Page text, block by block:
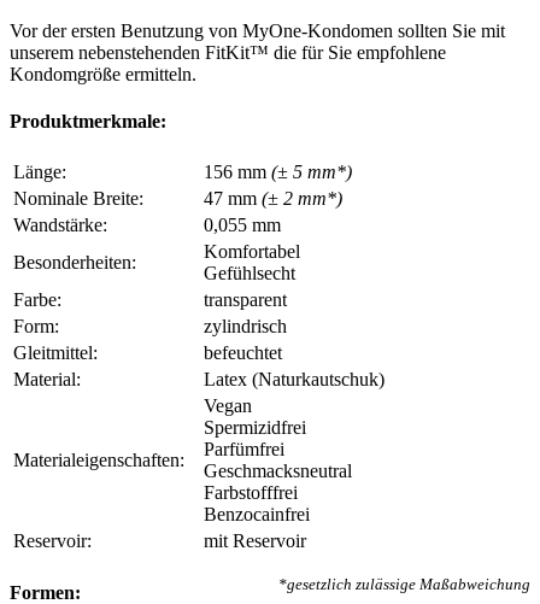
Vor der ersten Benutzung von MyOne-Kondomen sollten Sie mit
unserem nebenstehenden FitKit™ die für Sie empfohlene
Kondomgröße ermitteln.
Produktmerkmale:
Länge: 156 mm (± 5 mm*)
Nominale Breite:
47 mm (± 2 mm*)
Wandstärke:
0,055 mm
Besonderheiten:
Komfortabel
Gefühlsecht
Farbe:
transparent
Form:
zylindrisch
Gleitmittel:
befeuchtet
Material:
Latex (Naturkautschuk)
Materialeigenschaften:
Vegan
Spermizidfrei
Parfümfrei
Geschmacksneutral
Farbstofffrei
Benzocainfrei
Reservoir:
mit Reservoir
*gesetzlich zulässige Maßabweichung
Formen: